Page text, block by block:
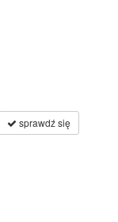
sprawdź się